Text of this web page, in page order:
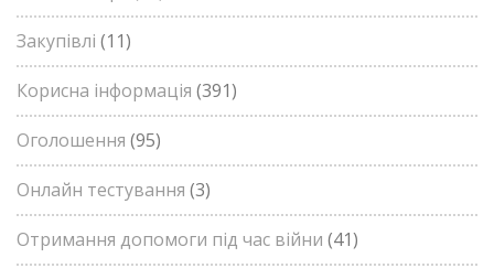
Закупівлі (11)
Корисна інформація (391)
Оголошення (95)
Онлайн тестування (3)
Отримання допомоги під час війни (41)